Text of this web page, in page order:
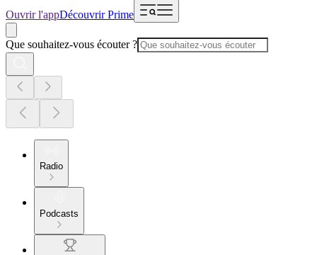
Ouvrir l'appDécouvrir Prime
Que souhaitez-vous écouter ?
Radio
Podcasts